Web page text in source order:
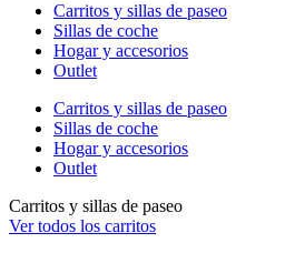
Carritos y sillas de paseo
Sillas de coche
Hogar y accesorios
Outlet
Carritos y sillas de paseo
Sillas de coche
Hogar y accesorios
Outlet
Carritos y sillas de paseo
Ver todos los carritos